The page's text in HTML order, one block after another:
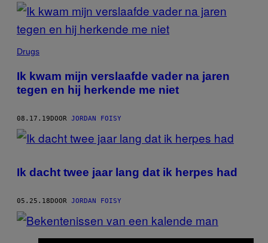
POSTS
BY
THIS
AUTHOR
Drugs
Ik kwam mijn verslaafde vader na jaren
tegen en hij herkende me niet
08.17.19DOOR JORDAN FOISY
Ik dacht twee jaar lang dat ik herpes had
05.25.18DOOR JORDAN FOISY